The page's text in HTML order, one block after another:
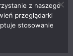
z naszego
przeglądarki
stosowanie